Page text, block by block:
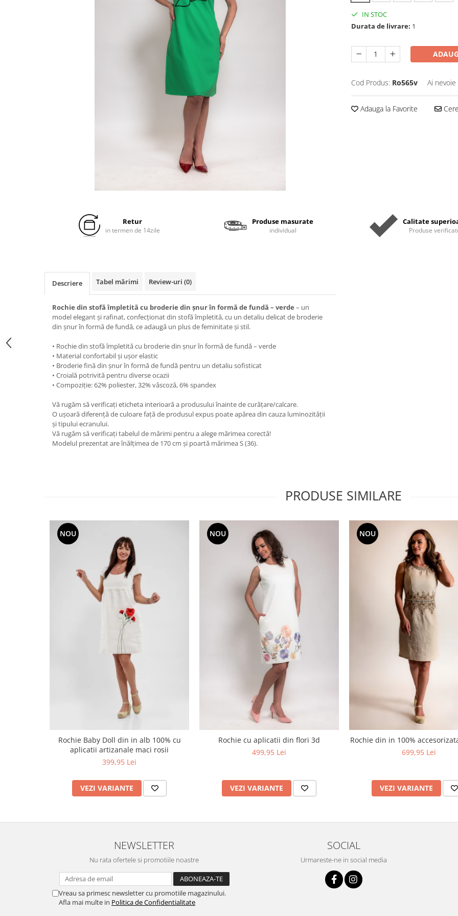
IN STOC
Durata de livrare: 1
Cod Produs: Ro565v Ai
Adauga la Favorite
Retur
in termen de 14zile
Produse masurate
individual
Calitate
Produse
Descriere Tabel mărimi Review-uri (0)
Rochie din stofă împletită cu broderie din șnur în formă de fundă – verde – un
model elegant și rafinat, confecționat din stofă împletită, cu un detaliu delicat de broderie
din șnur în formă de fundă, ce adaugă un plus de feminitate și stil.
• Rochie din stofă împletită cu broderie din șnur în formă de fundă – verde
• Material confortabil și ușor elastic
• Broderie fină din șnur în formă de fundă pentru un detaliu sofisticat
• Croială potrivită pentru diverse ocazii
• Compoziție: 62% poliester, 32% vâscoză, 6% spandex
Vă rugăm să verificați eticheta interioară a produsului înainte de curățare/calcare.
O ușoară diferență de culoare față de produsul expus poate apărea din cauza luminozității
și tipului ecranului.
Vă rugăm să verificați tabelul de mărimi pentru a alege mărimea corectă!
Modelul prezentat are înălțimea de 170 cm și poartă mărimea S (36).
PRODUSE SIMILARE
NOU
Rochie Baby Doll din in alb 100% cu
aplicatii artizanale maci rosii
399,95 Lei
VEZI VARIANTE
NOU
Rochie cu aplicatii din flori 3d
499,95 Lei
VEZI VARIANTE
NOU
Rochie din in 100%
699,95 Lei
VEZI VARIANTE
NEWSLETTER
Nu rata ofertele si promotiile noastre
Vreau sa primesc newsletter cu promotiile magazinului.
Afla mai multe in Politica de Confidentialitate
SOCIAL
Urmareste-ne in social media